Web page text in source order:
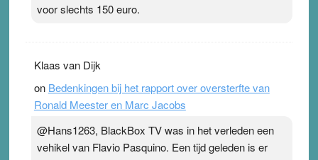
voor slechts 150 euro.
Klaas van Dijk
on Bedenkingen bij het rapport over oversterfte van
Ronald Meester en Marc Jacobs
@Hans1263, BlackBox TV was in het verleden een
vehikel van Flavio Pasquino. Een tijd geleden is er